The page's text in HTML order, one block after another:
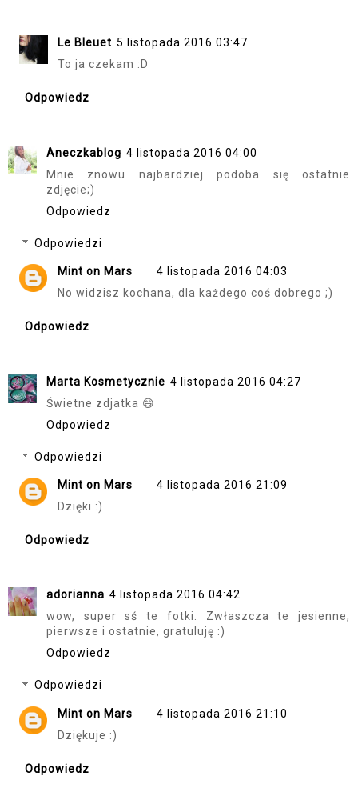
Le Bleuet 5 listopada 2016 03:47
To ja czekam :D
Odpowiedz
Aneczkablog 4 listopada 2016 04:00
Mnie znowu najbardziej podoba się ostatnie
zdjęcie;)
Odpowiedz
Odpowiedzi
Mint on Mars
4 listopada 2016 04:03
No widzisz kochana, dla każdego coś dobrego ;)
Odpowiedz
Marta Kosmetycznie 4 listopada 2016 04:27
Świetne zdjatka 😄
Odpowiedz
Odpowiedzi
Mint on Mars
4 listopada 2016 21:09
Dzięki :)
Odpowiedz
adorianna 4 listopada 2016 04:42
wow, super sś te fotki. Zwłaszcza te jesienne,
pierwsze i ostatnie, gratuluję :)
Odpowiedz
Odpowiedzi
Mint on Mars
4 listopada 2016 21:10
Dziękuje :)
Odpowiedz